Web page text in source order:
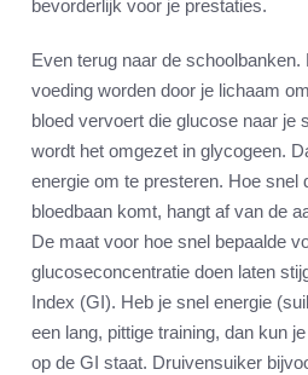
bevorderlijk voor je prestaties.
Even terug naar de
voeding worden door je lichaam
bloed vervoert die glucose naar je
wordt het omgezet in glycogeen.
energie om te presteren. Hoe snel
bloedbaan komt, hangt af van de
De maat voor hoe snel bepaalde
glucoseconcentratie doen laten
Index (GI). Heb je snel energie
een lang, pittige training, dan kun
op de GI staat. Druivensuiker